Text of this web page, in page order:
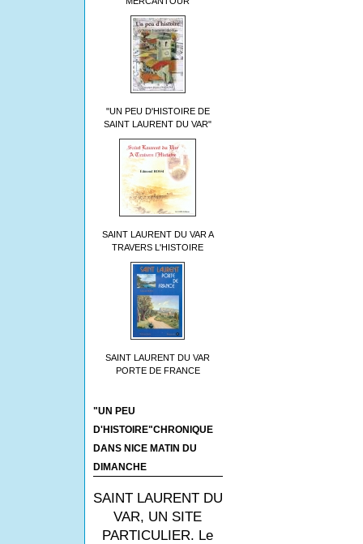
"UN PEU D'HISTOIRE DE
SAINT LAURENT DU VAR"
SAINT LAURENT DU VAR A
TRAVERS L'HISTOIRE
SAINT LAURENT DU VAR
PORTE DE FRANCE
"UN PEU
D'HISTOIRE"CHRONIQUE
DANS NICE MATIN DU
DIMANCHE
SAINT LAURENT DU
VAR, UN SITE
PARTICULIER. Le